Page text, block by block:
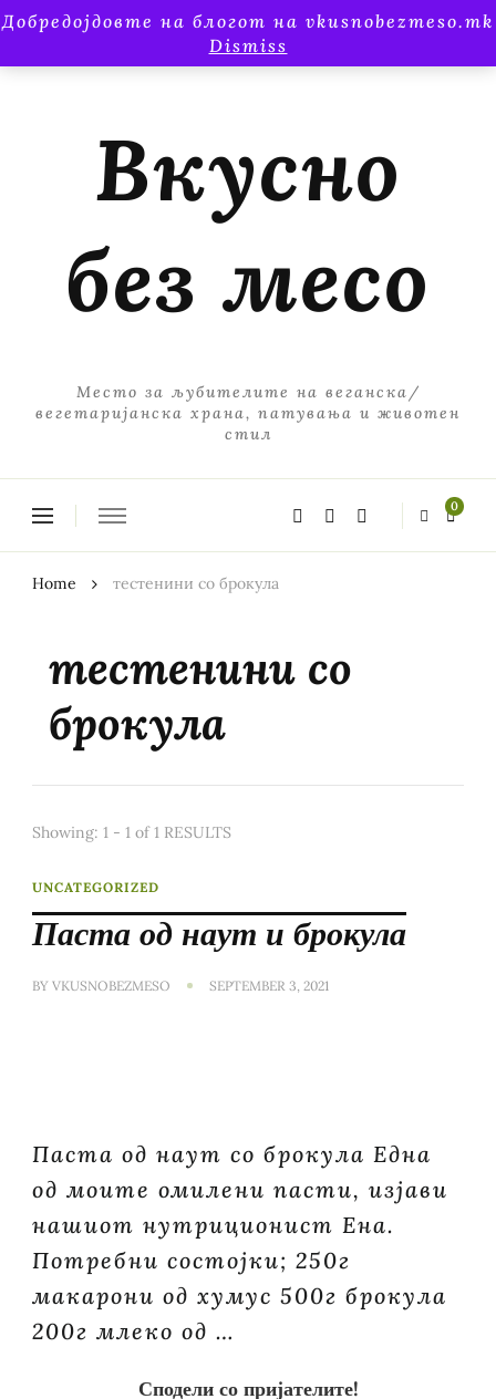
Добредојдовте на блогот на vkusnobezmeso.mk
Dismiss
Вкусно
без месо
Место за љубителите на веганска/
вегетаријанска храна, патувања и животен
стил
0
Home тестенини со брокула
тестенини со
брокула
Showing: 1 - 1 of 1 RESULTS
UNCATEGORIZED
Паста од наут и брокула
BY VKUSNOBEZMESO SEPTEMBER 3, 2021
Паста од наут со брокула Една
од моите омилени пасти, изјави
нашиот нутриционист Ена.
Потребни состојки; 250г
макарони од хумус 500г брокула
200г млеко од …
Сподели со пријателите!